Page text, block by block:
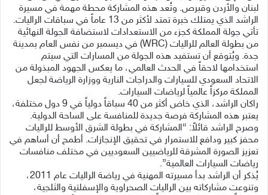
لبنان والأردن وقبرص. وتُعد هذه المشاركة محطة مهمة في مسيرة
الراشد الذي يمتلك خبرة تمتد لأكثر من 13 عاماً في سباقات الراليات.
تأتي جولة المملكة كجزء من الاستعدادات لاستضافة الجولة النهائية
من بطولة العالم للراليات (WRC) في ديسمبر من نفس العام بمدينة
جدة. ويُتوقع أن تستفيد هذه الجولة من المسارات التي سيتم
استخدامها لاحقاً في الحدث العالمي، ما يعكس الجهود المبذولة من
الاتحاد السعودي للسيارات والدراجات النارية ووزارة الرياضة لجعل
المملكة مركزاً عالمياً لرياضات السيارات.
راكان الراشد، الذي خاض أكثر من 40 سباقاً دولياً في 9 دول مختلفة،
يعتبر هذه المشاركة فرصة جديدة للمنافسة على الساحة الدولية.
وصرح الراشد قائلاً: “المشاركة في بطولة الشرق الأوسط للراليات
محفز كبير ودافع للاستمرار في تحقيق الإنجازات. أطمح أن أساهم في
تعزيز الصورة المشرقة للرياضيين السعوديين في مختلف منافسات
رياضات السيارات العالمية”.
يُذكر أن الراشد بدأ مسيرته المهنية في رياضة الراليات عام 2011،
وتنوعت مشاركاته بين الراليات الصحراوية والإسفلتية والثلجية،